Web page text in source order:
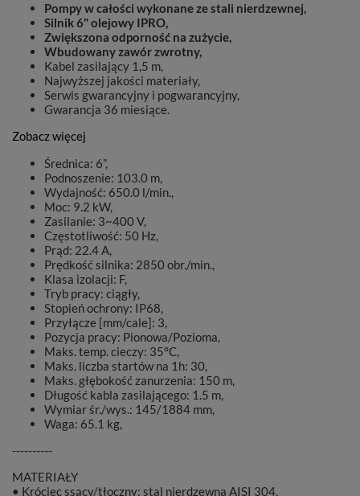
Pompy w całości wykonane ze stali nierdzewnej,
Silnik 6" olejowy IPRO,
Zwiększona odporność na zużycie,
Wbudowany zawór zwrotny,
Kabel zasilający 1,5 m,
Najwyższej jakości materiały,
Serwis gwarancyjny i pogwarancyjny,
Gwarancja 36 miesiące.
Zobacz więcej
Średnica: 6”,
Podnoszenie: 103.0 m,
Wydajność: 650.0 l/min.,
Moc: 9.2 kW,
Zasilanie: 3~400 V,
Częstotliwość: 50 Hz,
Prąd: 22.4 A,
Prędkość silnika: 2850 obr./min.,
Klasa izolacji: F,
Tryb pracy: ciągły,
Stopień ochrony: IP68,
Przyłącze [mm/cale]: 3,
Pozycja pracy: Pionowa/Pozioma,
Maks. temp. cieczy: 35°C,
Maks. liczba startów na 1h: 30,
Maks. głębokość zanurzenia: 150 m,
Długość kabla zasilającego: 1.5 m,
Wymiar śr./wys.: 145/1884 mm,
Waga: 65.1 kg,
----------
MATERIAŁY
• Króciec ssący/tłoczny: stal nierdzewna AISI 304,